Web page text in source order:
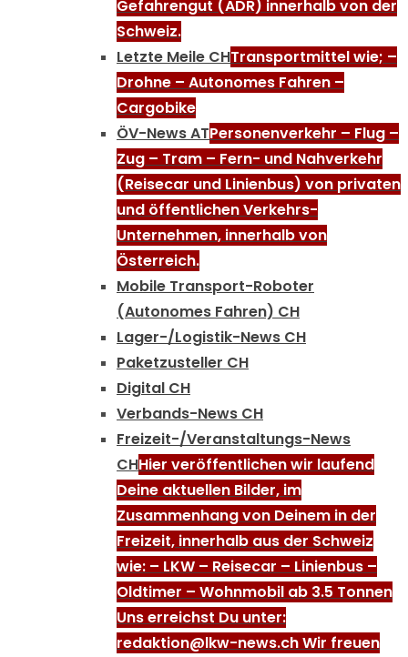
Gefahrengut (ADR) innerhalb von der
Schweiz.
Letzte Meile CHTransportmittel wie; –
Drohne – Autonomes Fahren –
Cargobike
ÖV-News ATPersonenverkehr – Flug –
Zug – Tram – Fern- und Nahverkehr
(Reisecar und Linienbus) von privaten
und öffentlichen Verkehrs-
Unternehmen, innerhalb von
Österreich.
Mobile Transport-Roboter
(Autonomes Fahren) CH
Lager-/Logistik-News CH
Paketzusteller CH
Digital CH
Verbands-News CH
Freizeit-/Veranstaltungs-News
CHHier veröffentlichen wir laufend
Deine aktuellen Bilder, im
Zusammenhang von Deinem in der
Freizeit, innerhalb aus der Schweiz
wie: – LKW – Reisecar – Linienbus –
Oldtimer – Wohnmobil ab 3.5 Tonnen
Uns erreichst Du unter:
redaktion@lkw-news.ch Wir freuen